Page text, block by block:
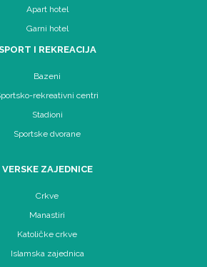
Apart hotel
Garni hotel
I REKREACIJA
Bazeni
rekreativni centri
Stadioni
Sportske dvorane
VERSKE ZAJEDNICE
Crkve
Manastiri
Katoličke crkve
Islamska zajednica